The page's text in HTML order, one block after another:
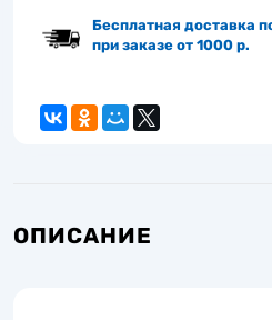
Бесплатная доставка
при заказе от 1000 р.
ОПИСАНИЕ